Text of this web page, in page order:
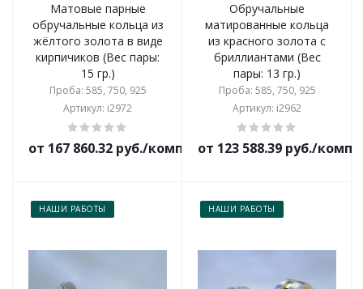
Матовые парные
обручальные кольца из
жёлтого золота в виде
кирпичиков (Вес пары:
15 гр.)
Проба: 585, 750, 925
Артикул: i2972
от 167 860.32 руб./комплект
Обручальные
матированные кольца
из красного золота с
бриллиантами (Вес
пары: 13 гр.)
Проба: 585, 750, 925
Артикул: i2962
от 123 588.39 руб./
НАШИ РАБОТЫ НАШИ РАБОТЫ